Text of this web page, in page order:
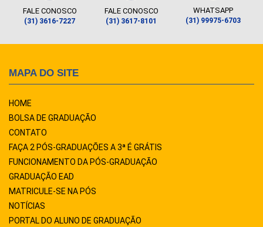
FALE CONOSCO
(31) 3616-7227
FALE CONOSCO
(31) 3617-8101
WHATSAPP
(31) 99975-6703
MAPA DO SITE
HOME
BOLSA DE GRADUAÇÃO
CONTATO
FAÇA 2 PÓS-GRADUAÇÕES A 3ª É GRÁTIS
FUNCIONAMENTO DA PÓS-GRADUAÇÃO
GRADUAÇÃO EAD
MATRICULE-SE NA PÓS
NOTÍCIAS
PORTAL DO ALUNO DE GRADUAÇÃO